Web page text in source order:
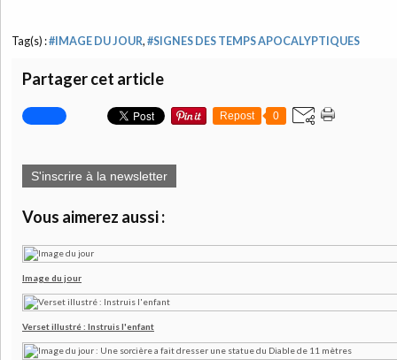
Tag(s) :#IMAGE DU JOUR, #SIGNES DES TEMPS APOCALYPTIQUES
Partager cet article
Repost 0
S'inscrire à la newsletter
Vous aimerez aussi :
Image du jour
Verset illustré : Instruis l'enfant